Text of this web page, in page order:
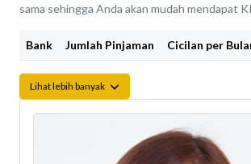
sama sehingga Anda akan mudah mendapat
Bank Jumlah Pinjaman Cicilan per
Lihat lebih banyak